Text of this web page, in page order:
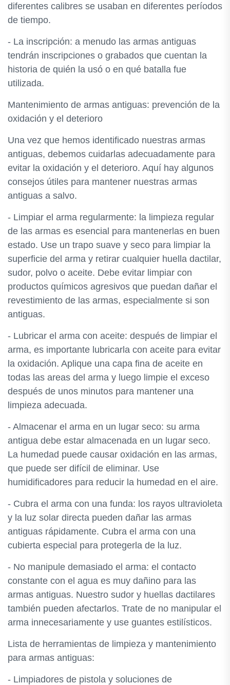
diferentes calibres se usaban en diferentes períodos
de tiempo.
- La inscripción: a menudo las armas antiguas
tendrán inscripciones o grabados que cuentan la
historia de quién la usó o en qué batalla fue
utilizada.
Mantenimiento de armas antiguas: prevención de la
oxidación y el deterioro
Una vez que hemos identificado nuestras armas
antiguas, debemos cuidarlas adecuadamente para
evitar la oxidación y el deterioro. Aquí hay algunos
consejos útiles para mantener nuestras armas
antiguas a salvo.
- Limpiar el arma regularmente: la limpieza regular
de las armas es esencial para mantenerlas en buen
estado. Use un trapo suave y seco para limpiar la
superficie del arma y retirar cualquier huella dactilar,
sudor, polvo o aceite. Debe evitar limpiar con
productos químicos agresivos que puedan dañar el
revestimiento de las armas, especialmente si son
antiguas.
- Lubricar el arma con aceite: después de limpiar el
arma, es importante lubricarla con aceite para evitar
la oxidación. Aplique una capa fina de aceite en
todas las areas del arma y luego limpie el exceso
después de unos minutos para mantener una
limpieza adecuada.
- Almacenar el arma en un lugar seco: su arma
antigua debe estar almacenada en un lugar seco.
La humedad puede causar oxidación en las armas,
que puede ser difícil de eliminar. Use
humidificadores para reducir la humedad en el aire.
- Cubra el arma con una funda: los rayos ultravioleta
y la luz solar directa pueden dañar las armas
antiguas rápidamente. Cubra el arma con una
cubierta especial para protegerla de la luz.
- No manipule demasiado el arma: el contacto
constante con el agua es muy dañino para las
armas antiguas. Nuestro sudor y huellas dactilares
también pueden afectarlos. Trate de no manipular el
arma innecesariamente y use guantes estilísticos.
Lista de herramientas de limpieza y mantenimiento
para armas antiguas:
- Limpiadores de pistola y soluciones de